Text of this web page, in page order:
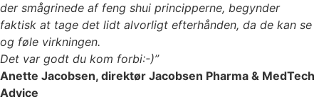
der smågrinede af feng shui principperne, begynder
faktisk at tage det lidt alvorligt efterhånden, da de kan se
og føle virkningen.
Det var godt du kom forbi:-)”
Anette Jacobsen, direktør Jacobsen Pharma & MedTech
Advice